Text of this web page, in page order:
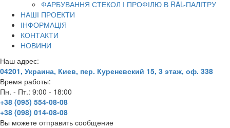
ФАРБУВАННЯ СТЕКОЛ І ПРОФІЛЮ В RAL-ПАЛІТРУ
НАШІ ПРОЕКТИ
ІНФОРМАЦІЯ
КОНТАКТИ
НОВИНИ
Наш адрес:
04201, Украина, Киев, пер. Куреневский 15, 3 этаж, оф. 338
Время работы:
Пн. - Пт.: 9:00 - 18:00
+38 (095) 554-08-08
+38 (098) 014-08-08
Вы можете отправить сообщение